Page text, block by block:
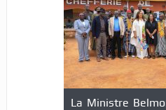
La Ministre
Des agents